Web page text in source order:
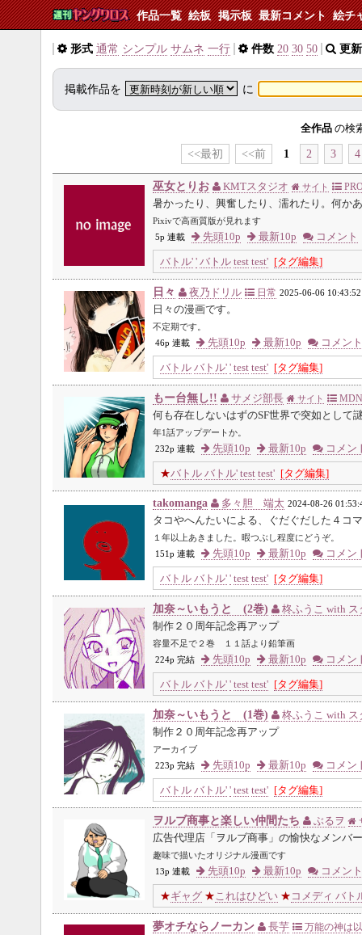
作品一覧 絵板 掲示板 最新コメント 絵チ
形式 通常 シンプル サムネ 一行 件数 20 30 50 更
掲載作品を に
全作品 の検
<<最初 <<前 1 2 3 4
巫女とりお KMTスタジオ サイト
暑かったり、興奮したり、濡れたり。何か
Pixivで高画質版が見れます
5p 連載
先頭10p 最新10p コメント
バトル' ' バトル test test' [タグ編集]
日々 夜乃ドリル 日常 2025-06-06 10:43:52
日々の漫画です。
不定期です。
46p 連載
先頭10p 最新10p コメント
バトル バトル' ' test test' [タグ編集]
もー台無し!! サメジ部長 サイト
何も存在しないはずのSF世界で突如とし
年1話アップデートか。
232p 連載
先頭10p 最新10p コメン
★バトル バトル' test test' [タグ編集]
takomanga 多々胆 端太 2024-08-26
タコやへんたいによる、ぐだぐだした４コ
１年以上あきました。暇つぶし程度にどうぞ。
151p 連載
先頭10p 最新10p コメン
バトル バトル' ' test test' [タグ編集]
加奈～いもうと (2巻)
柊ふうこ with ス
制作２０周年記念再アップ
容量不足で２巻 １１話より鉛筆画
224p 完結
先頭10p 最新10p コメン
バトル バトル' ' test test' [タグ編集]
加奈～いもうと (1巻)
柊ふうこ with ス
制作２０周年記念再アップ
アーカイブ
223p 完結
先頭10p 最新10p コメン
バトル バトル' ' test test' [タグ編集]
ヲルブ商事と楽しい仲間たち ぶるヲ
広告代理店「ヲルブ商事」の愉快なメンバ
趣味で描いたオリジナル漫画です
13p 連載
先頭10p 最新10p コメント
★ギャグ ★ これはひどい ★ コメディ バト
夢オチならノーカン 長芋
万能の神は